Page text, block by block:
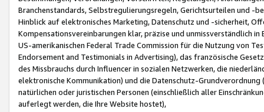
Branchenstandards, Selbstregulierungsregeln, Gerichtsurteilen und -
Hinblick auf elektronisches Marketing, Datenschutz und -sicherheit,
Kompensationsvereinbarungen klar, präzise und unmissverständlich
US-amerikanischen Federal Trade Commission für die Nutzung von
Endorsement and Testimonials in Advertising), das französische
des Missbrauchs durch Influencer in sozialen Netzwerken, die
elektronische Kommunikation) und die Datenschutz-
natürlichen oder juristischen Personen (einschließlich aller
auferlegt werden, die Ihre Website hostet),